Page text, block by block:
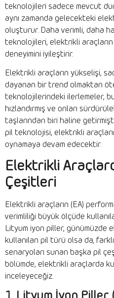
teknolojileri sadece mevcut
aynı zamanda gelecekteki
oluşturur. Daha verimli, daha
teknolojileri, elektrikli araçların
deneyimini iyileştirir.
Elektrikli araçların yükselişi,
dayanan bir trend olmaktan
teknolojilerindeki ilerlemeler, bu
hızlandırmış ve onları
taşlarından biri haline
pil teknolojisi, elektrikli
oynamaya devam edecektir.
Elektrikli
Çeşitleri
Elektrikli araçların (EA)
verimliliği büyük ölçüde
Lityum iyon piller, günümüzde
kullanılan pil türü olsa da,
senaryoları sunan başka pil
bölümde, elektrikli araçlarda
inceleyeceğiz.